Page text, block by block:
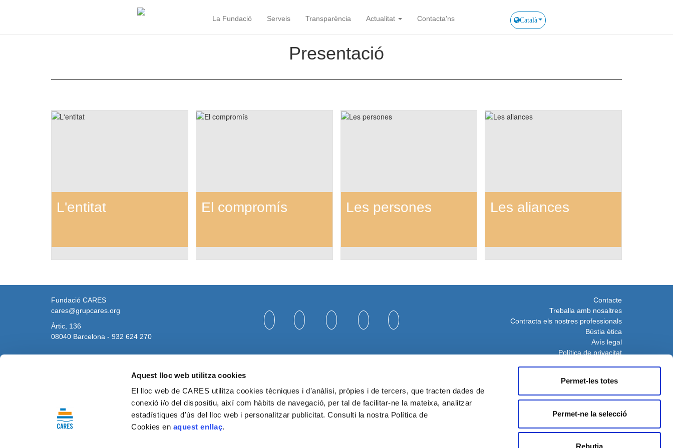
Aquest lloc web utilitza cookies
El lloc web de CARES utilitza cookies tècniques i d'anàlisi, pròpies i de tercers, que tracten dades de
conexió i/o del dispositiu, així com hàbits de navegació, per tal de facilitar-ne la mateixa, analitzar
estadístiques d'ús del lloc web i personalitzar publicitat. Consulti la nostra Política de
Cookies en aquest enllaç.
Permet-les totes
Permet-ne la selecció
Rebutja
La Fundació Serveis Transparència Actualitat Contacta'ns Català
Presentació
L'entitat El compromís Les persones Les aliances
Fundació CARES
cares@grupcares.org
Àrtic, 136
08040 Barcelona - 932 624 270
Contacte
Treballa amb nosaltres
Contracta els nostres professionals
Bústia ètica
Avís legal
Política de privacitat
*Aquesta actuació està impulsada i subvencionada pel Departament d’Empresa i Treball i finançada pel Fons Social Europeu com a part de la resposta de la Unió Europea a la pandèmia de COVID-19